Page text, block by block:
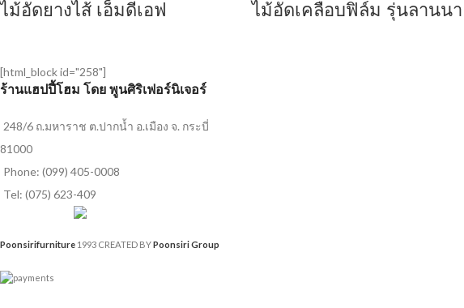
ไม้อัดยางไส้ เอ็มดีเอฟ ไม้อัดเคลือบฟิล์ม รุ่นลานนา
[html_block id="258"]
ร้านแฮปปี้โฮม โดย พูนศิริเฟอร์นิเจอร์
248/6 ถ.มหาราช ต.ปากน้ำ อ.เมือง จ. กระบี่
81000
Phone: (099) 405-0008
Tel: (075) 623-409
Poonsirifurniture 1993 CREATED BYPoonsiri Group